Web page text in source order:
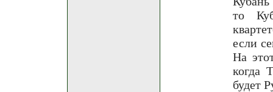
то
если
На
когда
будет